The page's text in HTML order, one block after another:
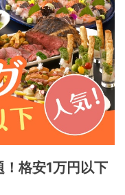
格安1万円以下